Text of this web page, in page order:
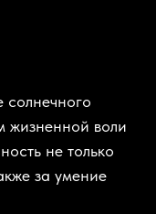
жизненной воли
не только
за умение